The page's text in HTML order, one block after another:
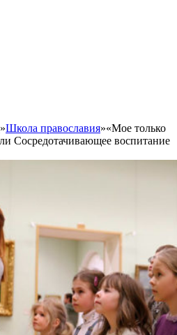
»Школа православия»«Мое только
Сосредотачивающее воспитание